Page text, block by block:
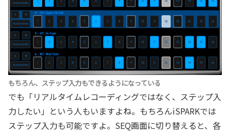
もちろん、ステップ入力もできるようになっている
でも「リアルタイムレコーディングではなく、ステップ入
力したい」という人もいますよね。もちろんiSPARKでは
ステップ入力も可能ですよ。SEQ画面に切り替えると、各